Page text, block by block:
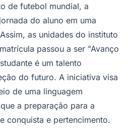
de futebol mundial, a
do aluno em uma
as unidades do instituto
passou a ser "Avanço
é um talento
do futuro. A iniciativa visa
de uma linguagem
a preparação para a
conquista e pertencimento.